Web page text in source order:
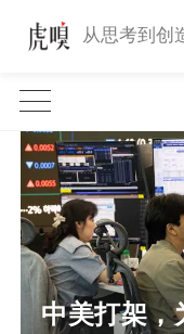
APP
主页 从思考到创
中美打架，